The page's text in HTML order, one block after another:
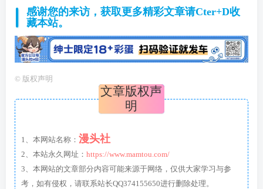
感谢您的来访，获取更多精彩文章请Cter+D收
藏本站。
© 版权声明
文章版权声
明
1、本网站名称： 漫头社
2、本站永久网址： https://www.mamtou.com/
3、本网站的文章部分内容可能来源于网络，仅供大家学习与参
考，如有侵权，请联系站长QQ374155650进行删除处理。